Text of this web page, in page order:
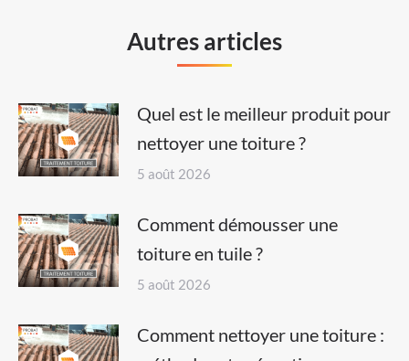
Autres articles
Quel est le meilleur produit pour
nettoyer une toiture ?
5 août 2026
Comment démousser une
toiture en tuile ?
5 août 2026
Comment nettoyer une toiture :